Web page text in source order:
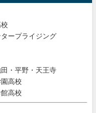
ープライジング
・平野・天王寺
高校
高校